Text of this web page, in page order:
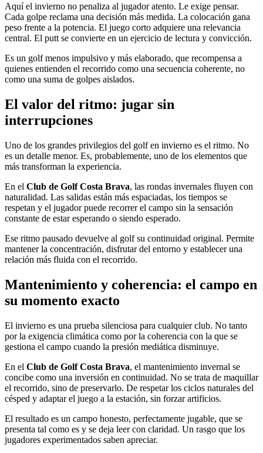
Aquí el invierno no penaliza al jugador atento. Le exige pensar.
Cada golpe reclama una decisión más medida. La colocación gana
peso frente a la potencia. El juego corto adquiere una relevancia
central. El putt se convierte en un ejercicio de lectura y convicción.
Es un golf menos impulsivo y más elaborado, que recompensa a
quienes entienden el recorrido como una secuencia coherente, no
como una suma de golpes aislados.
El valor del ritmo: jugar sin
interrupciones
Uno de los grandes privilegios del golf en invierno es el ritmo. No
es un detalle menor. Es, probablemente, uno de los elementos que
más transforman la experiencia.
En el Club de Golf Costa Brava, las rondas invernales fluyen con
naturalidad. Las salidas están más espaciadas, los tiempos se
respetan y el jugador puede recorrer el campo sin la sensación
constante de estar esperando o siendo esperado.
Ese ritmo pausado devuelve al golf su continuidad original. Permite
mantener la concentración, disfrutar del entorno y establecer una
relación más fluida con el recorrido.
Mantenimiento y coherencia: el campo en
su momento exacto
El invierno es una prueba silenciosa para cualquier club. No tanto
por la exigencia climática como por la coherencia con la que se
gestiona el campo cuando la presión mediática disminuye.
En el Club de Golf Costa Brava, el mantenimiento invernal se
concibe como una inversión en continuidad. No se trata de maquillar
el recorrido, sino de preservarlo. De respetar los ciclos naturales del
césped y adaptar el juego a la estación, sin forzar artificios.
El resultado es un campo honesto, perfectamente jugable, que se
presenta tal como es y se deja leer con claridad. Un rasgo que los
jugadores experimentados saben apreciar.